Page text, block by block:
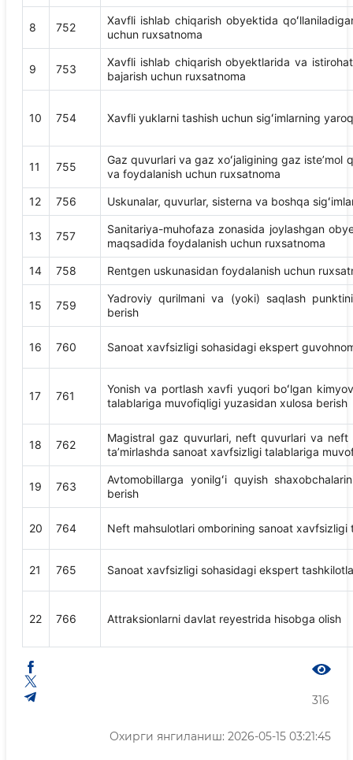
8 752
Xavfli ishlab chiqarish obyektida
uchun ruxsatnoma
9 753
Xavfli ishlab chiqarish obyektlarida va
bajarish uchun ruxsatnoma
10 754 Xavfli yuklarni tashish uchun sigʻimlarning
11 755
Gaz quvurlari va gaz xoʻjaligining gaz isteʼmol
va foydalanish uchun ruxsatnoma
12 756 Uskunalar, quvurlar, sisterna va boshqa
13 757
Sanitariya-muhofaza zonasida joylashgan
maqsadida foydalanish uchun ruxsatnoma
14 758 Rentgen uskunasidan foydalanish uchun
15 759
Yadroviy qurilmani va (yoki) saqlash
berish
16 760 Sanoat xavfsizligi sohasidagi ekspert
17 761
Yonish va portlash xavfi yuqori boʻlgan
talablariga muvofiqligi yuzasidan xulosa berish
18 762
Magistral gaz quvurlari, neft quvurlari va neft
taʼmirlashda sanoat xavfsizligi talablariga
19 763
Avtomobillarga yonilgʻi quyish
berish
20 764 Neft mahsulotlari omborining sanoat xavfsizligi
21 765 Sanoat xavfsizligi sohasidagi ekspert
22 766 Attraksionlarni davlat reyestrida hisobga olish
316
Охирги янгиланиш: 2026-05-15 03:21:45